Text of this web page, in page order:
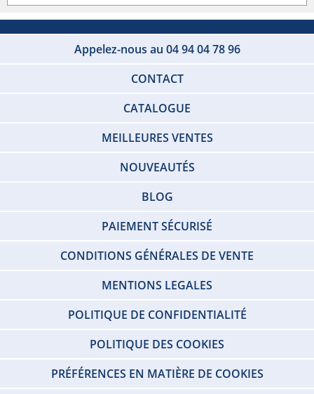
Appelez-nous au 04 94 04 78 96
CONTACT
CATALOGUE
MEILLEURES VENTES
NOUVEAUTÉS
BLOG
PAIEMENT SÉCURISÉ
CONDITIONS GÉNÉRALES DE VENTE
MENTIONS LEGALES
POLITIQUE DE CONFIDENTIALITÉ
POLITIQUE DES COOKIES
PRÉFÉRENCES EN MATIÈRE DE COOKIES